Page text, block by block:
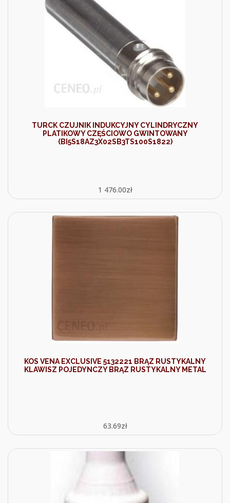
TURCK CZUJNIK INDUKCYJNY CYLINDRYCZNY
PLATIKOWY CZĘŚCIOWO GWINTOWANY
(BI5S18AZ3X02SB3TS100S1822)
1 476.00zł
KOS VENA EXCLUSIVE 5132221 BRĄZ RUSTYKALNY
KLAWISZ POJEDYNCZY BRĄZ RUSTYKALNY METAL
63.69zł